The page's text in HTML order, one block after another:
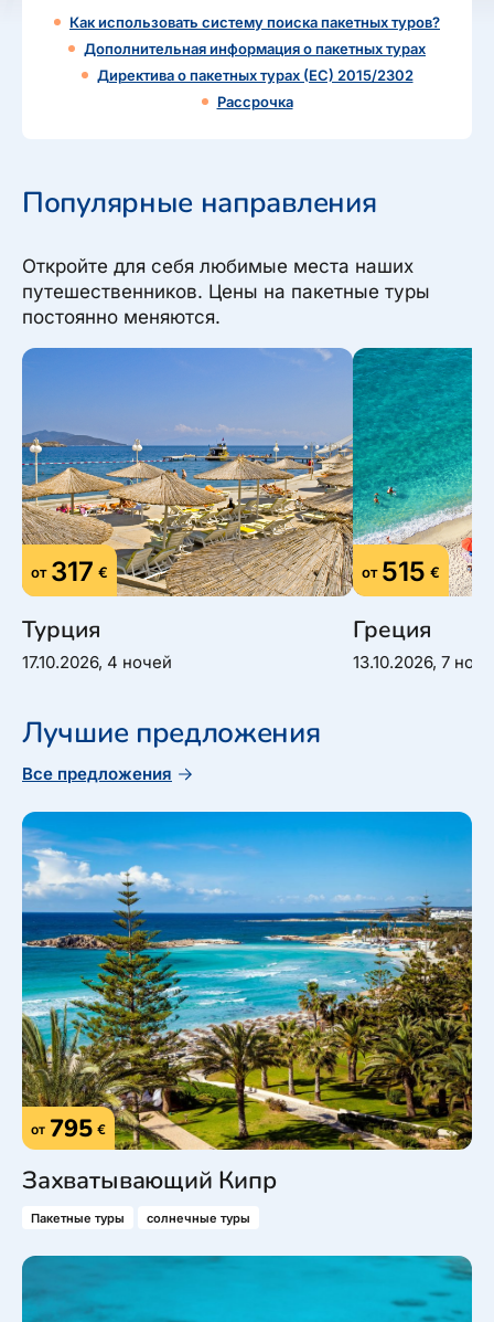
Как использовать систему поиска пакетных туров?
Дополнительная информация о пакетных турах
Директива о пакетных турах (ЕС) 2015/2302
Рассрочка
Популярные направления
Откройте для себя любимые места наших
путешественников. Цены на пакетные туры
постоянно меняются.
от 317 €
Турция
17.10.2026, 4 ночей
от 515 €
Греция
13.10.2026, 7
Лучшие предложения
Все предложения
от 795 €
Захватывающий Кипр
Пакетные туры солнечные туры